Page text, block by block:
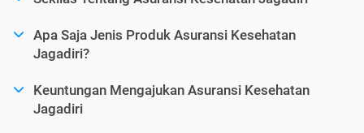
Apa Saja Jenis Produk Asuransi Kesehatan
Jagadiri?
Keuntungan Mengajukan Asuransi Kesehatan
Jagadiri